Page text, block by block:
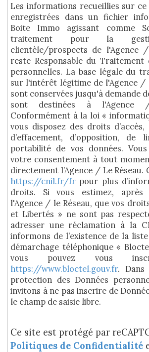
Les informations recueillies sur
enregistrées dans un fichier
Boite Immo agissant comme
traitement pour la
clientèle/prospects de l'Agence
reste Responsable du Traitement
personnelles. La base légale du
sur l'intérêt légitime de l'Agence /
sont conservées jusqu'à demande
sont destinées à l'Agence
Conformément à la loi «
vous disposez des droits
d’effacement, d’opposition,
portabilité de vos données.
votre consentement à tout
directement l’Agence / Le Réseau.
https://cnil.fr/fr pour plus
droits. Si vous estimez, après
l'Agence / le Réseau, que vos
et Libertés » ne sont pas
adresser une réclamation à la
informons de l’existence de la
démarchage téléphonique «
vous pouvez vous
https://www.bloctel.gouv.fr.
protection des Données
invitons à ne pas inscrire de
le champ de saisie libre.
Ce site est protégé par
Politiques de Confidentialité